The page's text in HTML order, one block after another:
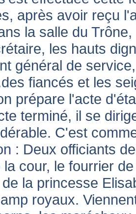
après avoir reçu
la salle du
les hauts
général de
fiancés et les
prépare l'acte
terminé, il se
C'est
: Deux officiants
cour, le fourrier
la princesse
royaux.